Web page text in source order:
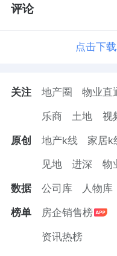
评论
点击下
关注 地产圈 物业直
乐商 土地 视
原创 地产k线 家居k
见地 进深 物
数据 公司库 人物库
榜单 房企销售榜
资讯热榜